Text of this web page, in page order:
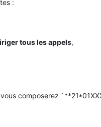
:
tous les appels,
composerez